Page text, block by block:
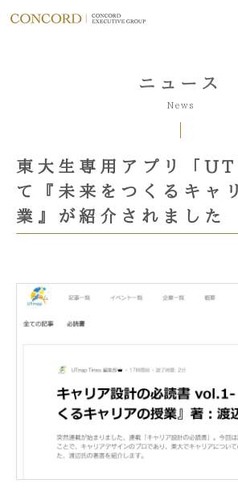
ニュース
News
東大生専用アプリ「
て『未来をつくるキャ
業』が紹介されました